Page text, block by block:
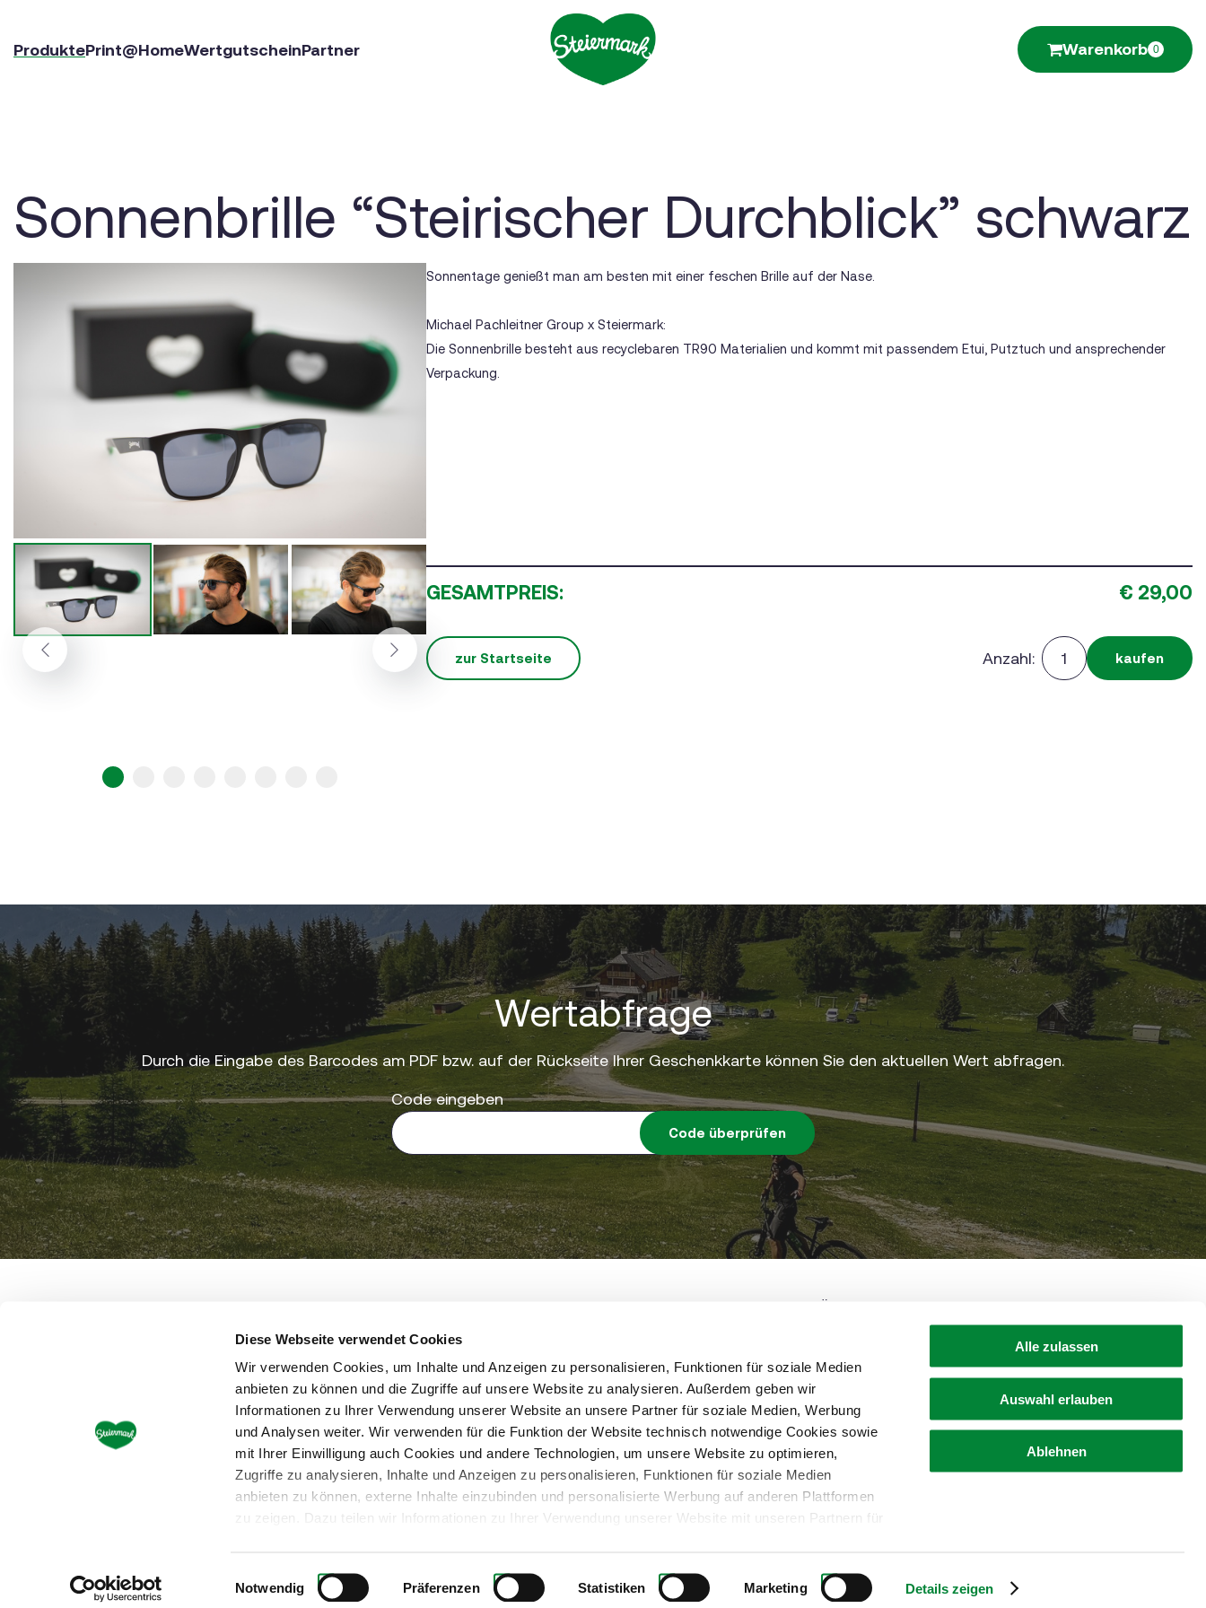
Diese Webseite verwendet Cookies
Wir verwenden Cookies, um Inhalte und Anzeigen zu personalisieren, Funktionen für soziale Medien
anbieten zu können und die Zugriffe auf unsere Website zu analysieren. Außerdem geben wir
Informationen zu Ihrer Verwendung unserer Website an unsere Partner für soziale Medien, Werbung
und Analysen weiter. Wir verwenden für die Funktion der Website technisch notwendige Cookies sowie
mit Ihrer Einwilligung auch Cookies und andere Technologien, um unsere Website zu optimieren,
Zugriffe zu analysieren, Inhalte und Anzeigen zu personalisieren, Funktionen für soziale Medien
anbieten zu können, externe Inhalte einzubinden und personalisierte Werbung auf anderen Plattformen
zu zeigen. Dazu teilen wir Informationen zu Ihrer Verwendung unserer Website mit unseren Partnern für
Website eingesetzten Diensten finden Sie in unserer
Datenschutzinformation
bzw. in diesem Cookie
Banner. Mehr über uns im
Einwilligungsauswahl
Notwendig Präferenzen Statistiken Marketing Details zeigen
Alle zulassen
Auswahl erlauben
Ablehnen
ProduktePrint@HomeWertgutscheinPartner Warenkorb 0
Sonnenbrille “Steirischer Durchblick” schwarz
Previous Next
Go to slide 1
Sonnentage genießt man am besten mit einer feschen Brille auf der Nase.
Michael Pachleitner Group x Steiermark:
Die Sonnenbrille besteht aus recyclebaren TR90 Materialien und kommt mit passendem Etui, Putztuch und ansprechender
Verpackung.
GESAMTPREIS: € 29,00
Anzahl: kaufen
zur Startseite
Wertabfrage
Durch die Eingabe des Barcodes am PDF bzw. auf der Rückseite Ihrer Geschenkkarte können Sie den aktuellen Wert abfragen.
Code eingeben
Code überprüfen
Steiermark Tourismus • Steirische Tourismusmarketing GmbH • St.-Peter-Hauptstrasse 243 • 8042 Graz • Österreich
Datenschutzerklärung Unsere AGB Impressum Barrierefreiheitserklärung